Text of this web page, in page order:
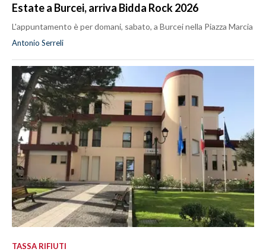
Estate a Burcei, arriva Bidda Rock 2026
L'appuntamento è per domani, sabato, a Burcei nella Piazza Marcia
Antonio Serreli
TASSA RIFIUTI